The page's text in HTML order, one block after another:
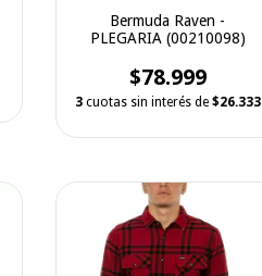
Bermuda Raven -
PLEGARIA (00210098)
$78.999
3 cuotas sin interés de $26.333